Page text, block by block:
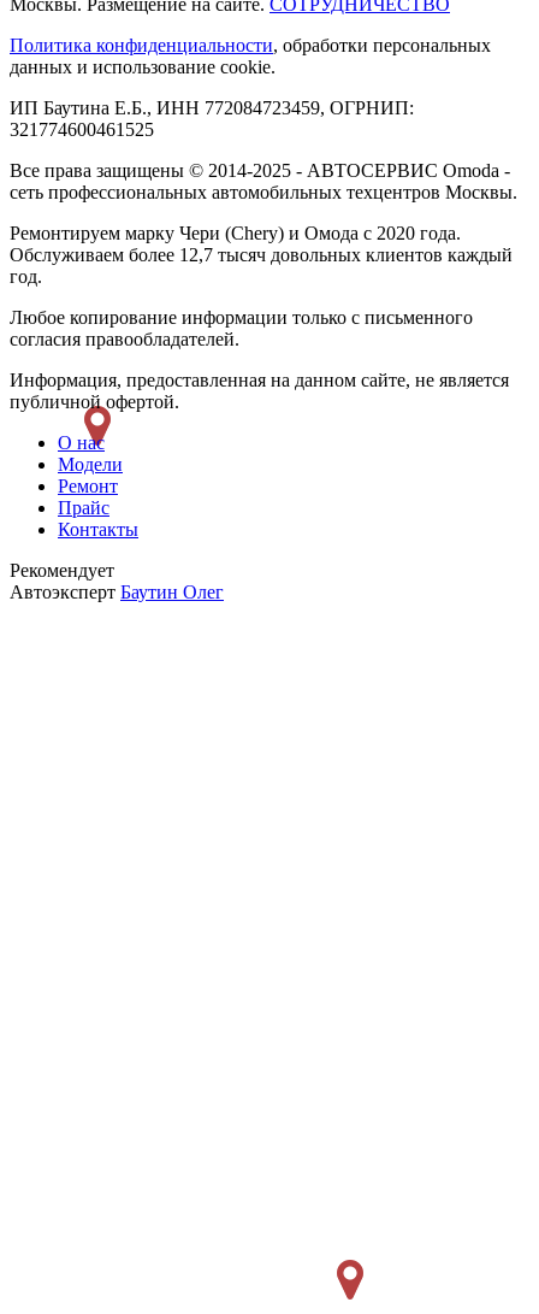
Москвы. Размещение на сайте. СОТРУДНИЧЕСТВО
Политика конфиденциальности, обработки персональных
данных и использование cookie.
ИП Баутина Е.Б., ИНН 772084723459, ОГРНИП:
321774600461525
Все права защищены © 2014-2025 - АВТОСЕРВИС Omoda -
сеть профессиональных автомобильных техцентров Москвы.
Ремонтируем марку Чери (Chery) и Омода с 2020 года.
Обслуживаем более 12,7 тысяч довольных клиентов каждый
год.
Любое копирование информации только с письменного
согласия правообладателей.
Информация, предоставленная на данном сайте, не является
публичной офертой.
О нас
Модели
Ремонт
Прайс
Контакты
Рекомендует
Автоэксперт Баутин Олег